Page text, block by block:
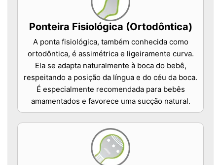
Ponteira Fisiológica (Ortodôntica)
A ponta fisiológica, também conhecida como
ortodôntica, é assimétrica e ligeiramente curva.
Ela se adapta naturalmente à boca do bebê,
respeitando a posição da língua e do céu da boca.
É especialmente recomendada para bebês
amamentados e favorece uma sucção natural.